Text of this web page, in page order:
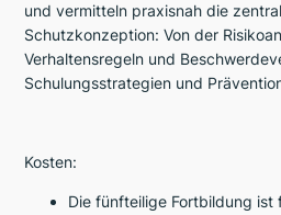
und vermitteln praxisnah die
Schutzkonzeption: Von der
Verhaltensregeln und
Schulungsstrategien und
Kosten:
Die fünfteilige Fortbildung ist